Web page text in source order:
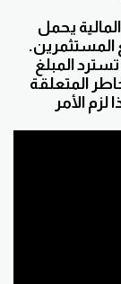
يحمل
المستثمرين.
المبلغ
المتعلقة